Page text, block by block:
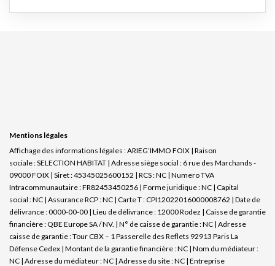
Mentions légales
Affichage des informations légales : ARIEG’IMMO FOIX | Raison
sociale : SELECTION HABITAT | Adresse siège social : 6 rue des Marchands -
09000 FOIX | Siret : 45345025600152 | RCS : NC | Numero TVA
Intracommunautaire : FR82453450256 | Forme juridique : NC | Capital
social : NC | Assurance RCP : NC | Carte T : CPI12022016000008762 | Date de
délivrance : 0000-00-00 | Lieu de délivrance : 12000 Rodez | Caisse de garantie
financière : QBE Europe SA / NV. | N° de caisse de garantie : NC | Adresse
caisse de garantie : Tour CBX – 1 Passerelle des Reflets 92913 Paris La
Défense Cedex | Montant de la garantie financière : NC | Nom du médiateur :
NC | Adresse du médiateur : NC | Adresse du site : NC | Entreprise